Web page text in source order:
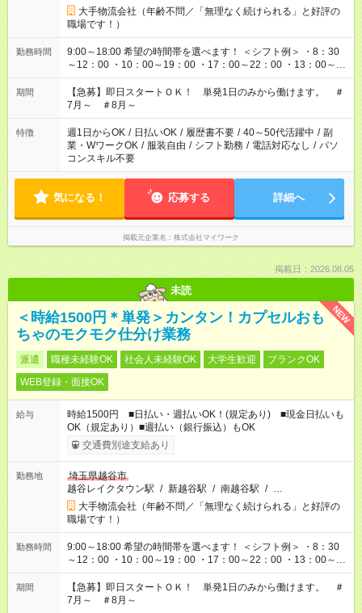
大手物流会社（年齢不問／「無理なく続けられる」と好評の
職場です！）
勤務時間
9:00～18:00 希望の時間帯を選べます！ ＜シフト例＞ ・8：30
～12：00 ・10：00～19：00 ・17：00～22：00 ・13：00～
22：00 ・22：00～翌6：00 など
期間
【急募】即日スタートＯＫ！ 単発1日のみから働けます。 ＃
7月～ ＃8月～
特徴 週1日からOK / 日払いOK / 履歴書不要 / 40～50代活躍中 / 副
業・WワークOK / 服装自由 / シフト勤務 / 電話対応なし / パソ
コンスキル不要
気になる！ 応募する 詳細へ
掲載元企業名 株式会社マイワーク
掲載日：2026.08.05
未読
NEW
＜時給1500円＊単発＞カンタン！カプセルおも
ちゃのモクモク仕分け業務
派遣 職種未経験OK 社会人未経験OK 大学生歓迎
ブランクOK
WEB登録・面接OK
給与
時給1500円 ■日払い・週払いOK！(規定あり) ■現金日払いも
OK（規定あり）■週払い（銀行振込）もOK
交通費別途支給あり
勤務地
埼玉県越谷市
越谷レイクタウン駅 / 新越谷駅 / 南越谷駅 / …
大手物流会社（年齢不問／「無理なく続けられる」と好評の
職場です！）
勤務時間
9:00～18:00 希望の時間帯を選べます！ ＜シフト例＞ ・8：30
～12：00 ・10：00～19：00 ・17：00～22：00 ・13：00～
22：00 ・22：00～翌6：00 など
期間
【急募】即日スタートＯＫ！ 単発1日のみから働けます。 ＃
7月～ ＃8月～